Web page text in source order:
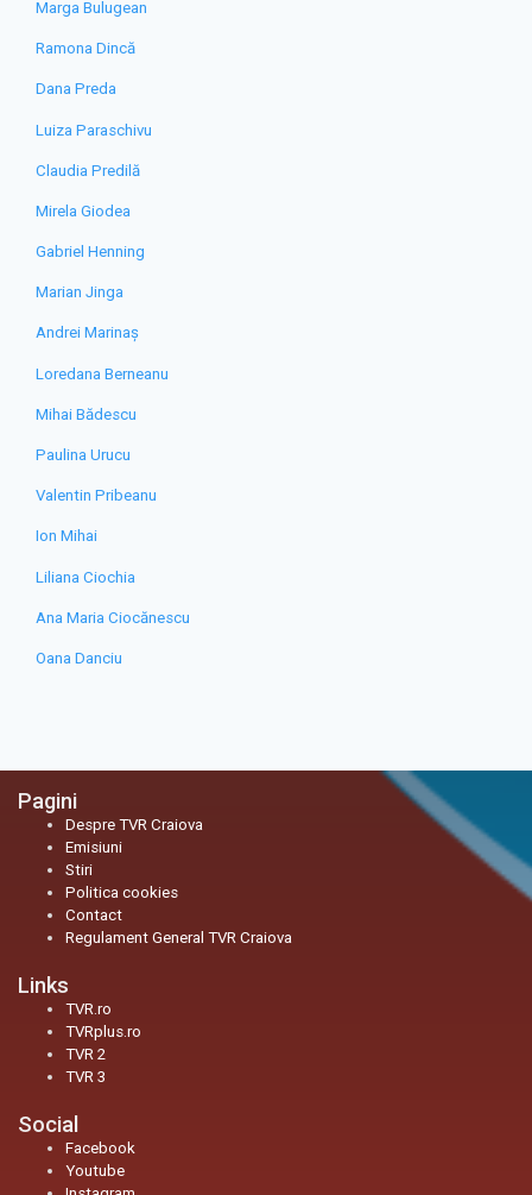
Marga Bulugean
Ramona Dincă
Dana Preda
Luiza Paraschivu
Claudia Predilă
Mirela Giodea
Gabriel Henning
Marian Jinga
Andrei Marinaș
Loredana Berneanu
Mihai Bădescu
Paulina Urucu
Valentin Pribeanu
Ion Mihai
Liliana Ciochia
Ana Maria Ciocănescu
Oana Danciu
Pagini
Despre TVR Craiova
Emisiuni
Stiri
Politica cookies
Contact
Regulament General TVR Craiova
Links
TVR.ro
TVRplus.ro
TVR 2
TVR 3
Social
Facebook
Youtube